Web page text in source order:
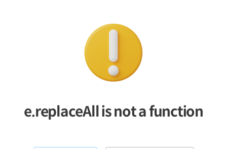
e.replaceAll is not a function